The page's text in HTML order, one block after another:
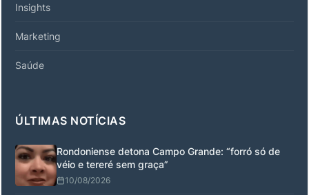
Insights
Marketing
Saúde
ÚLTIMAS NOTÍCIAS
Rondoniense detona Campo Grande: “forró só de
véio e tereré sem graça”
10/08/2026